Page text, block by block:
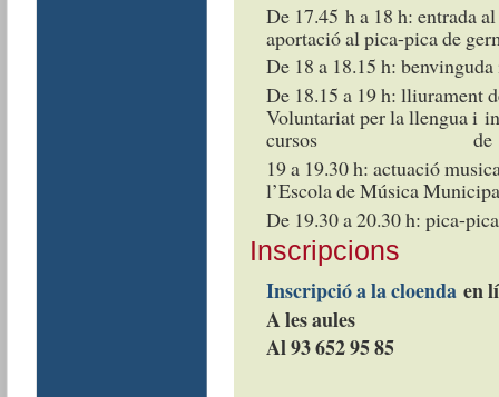
De 17.45 h a 18 h: entrada
aportació al pica-pica de
De 18 a 18.15 h:
De 18.15 a 19 h: lliurament
Voluntariat per la llengua i
cursos de
19 a 19.30 h: actuació
l’Escola de Música
De 19.30 a 20.30 h: pica-
Inscripcions
Inscripció a la cloendaen
A les aules
Al 93 652 95 85